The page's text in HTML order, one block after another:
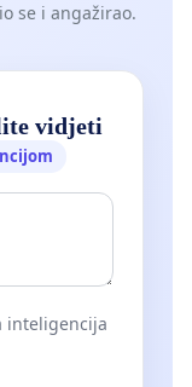
se i angažirao.
vidjeti
inteligencija